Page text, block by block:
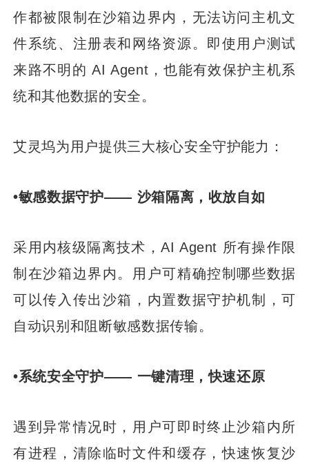
作都被限制在沙箱边界内，无法访问主机文
件系统、注册表和网络资源。即使用户测试
来路不明的 AI Agent，也能有效保护主机系
统和其他数据的安全。
艾灵坞为用户提供三大核心安全守护能力：
•敏感数据守护—— 沙箱隔离，收放自如
采用内核级隔离技术，AI Agent 所有操作限
制在沙箱边界内。用户可精确控制哪些数据
可以传入传出沙箱，内置数据守护机制，可
自动识别和阻断敏感数据传输。
•系统安全守护—— 一键清理，快速还原
遇到异常情况时，用户可即时终止沙箱内所
有进程，清除临时文件和缓存，快速恢复沙